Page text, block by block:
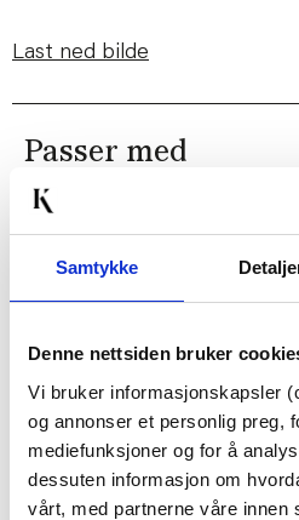
Samtykke
Denne nettsiden bruker
Vi bruker informasjonskapsler
og annonser et personlig preg,
mediefunksjoner og for å
dessuten informasjon om
vårt, med partnerne våre innen
Last ned bilde
Passer med
SERVIETT SKJELL BLÅ
15,00
Før49,90